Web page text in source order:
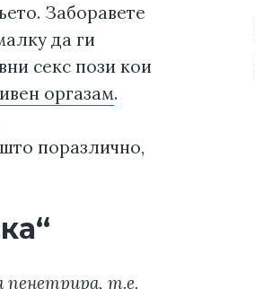
Заборавете
да ги
секс пози кои
оргазам.
поразлично,
пенетрира, т.е.